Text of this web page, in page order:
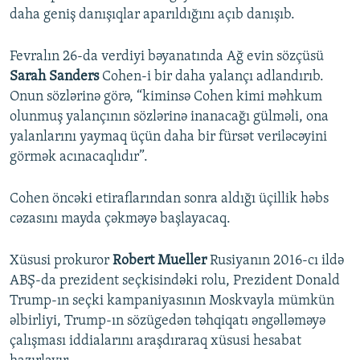
daha geniş danışıqlar aparıldığını açıb danışıb.
Fevralın 26-da verdiyi bəyanatında Ağ evin sözçüsü
Sarah SandersCohen-i bir daha yalançı adlandırıb.
Onun sözlərinə görə, “kiminsə Cohen kimi məhkum
olunmuş yalançının sözlərinə inanacağı gülməli, ona
yalanlarını yaymaq üçün daha bir fürsət veriləcəyini
görmək acınacaqlıdır”.
Cohen öncəki etiraflarından sonra aldığı üçillik həbs
cəzasını mayda çəkməyə başlayacaq.
Xüsusi prokuror Robert MuellerRusiyanın 2016-cı ildə
ABŞ-da prezident seçkisindəki rolu, Prezident Donald
Trump-ın seçki kampaniyasının Moskvayla mümkün
əlbirliyi, Trump-ın sözügedən təhqiqatı əngəlləməyə
çalışması iddialarını araşdıraraq xüsusi hesabat